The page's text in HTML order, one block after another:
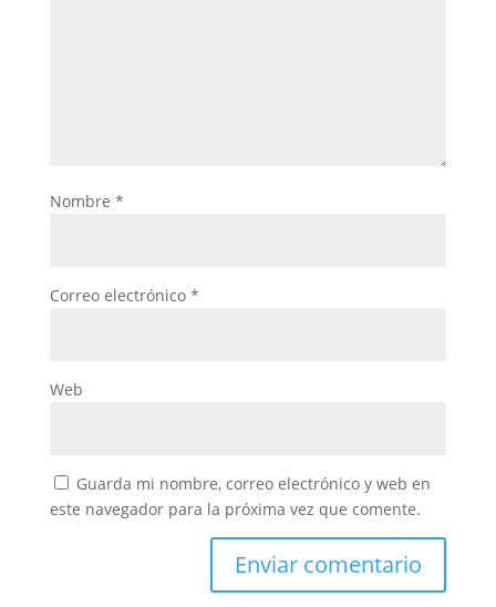
Nombre *
Correo electrónico *
Web
Guarda mi nombre, correo electrónico y web en
este navegador para la próxima vez que comente.